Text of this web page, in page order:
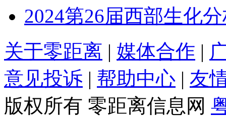
2024第26届西部生化
关于零距离 | 媒体合作 |
意见投诉 | 帮助中心 | 友
版权所有 零距离信息网